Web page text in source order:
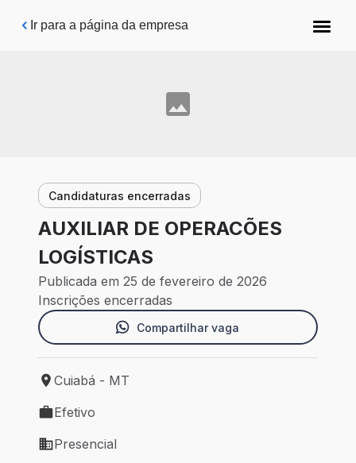
Pular para o conteúdo principal
Ir para a página da empresa
Candidaturas encerradas
AUXILIAR DE OPERACÕES
LOGÍSTICAS
Publicada em 25 de fevereiro de 2026
Inscrições encerradas
Compartilhar vaga
Local de trabalho: Cuiabá - MT
Cuiabá - MT
Tipo de vaga: Efetivo
Efetivo
Modelo de trabalho: Presencial
Presencial